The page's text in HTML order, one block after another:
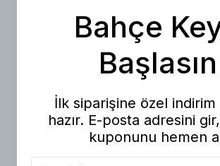
Su itici kumaş yapısı, dış etkenlere karşı
Fermuarlı kılıfı sayesinde kolayca
yıkanabilir, bu da temizlik işlemlerini son
Konforlu İç Dolgu
Kaliteli sünger ile doldurulmuş olan minder,
oturumlarda konfor sağlar. Formunu koruyan
kullanıcıların rahatlığını artırarak, dinlenme
Bahçe
Başlasın
İlk siparişine özel
hazır. E-posta adresini
kuponunu hemen